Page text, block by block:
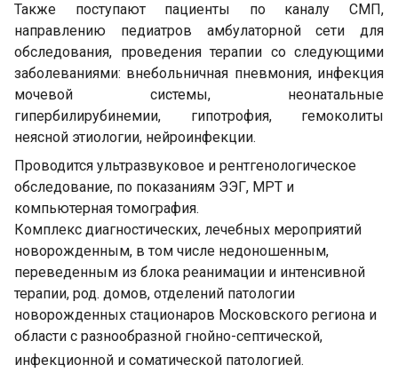
Также поступают пациенты по каналу СМП,
направлению педиатров амбулаторной сети для
обследования, проведения терапии со следующими
заболеваниями: внебольничная пневмония, инфекция
мочевой системы, неонатальные
гипербилирубинемии, гипотрофия, гемоколиты
неясной этиологии, нейроинфекции.
Проводится ультразвуковое и рентгенологическое
обследование, по показаниям ЭЭГ, МРТ и
компьютерная томография.
Комплекс диагностических, лечебных мероприятий
новорожденным, в том числе недоношенным,
переведенным из блока реанимации и интенсивной
терапии, род. домов, отделений патологии
новорожденных стационаров Московского региона и
области с разнообразной гнойно-септической,
инфекционной и соматической патологией.